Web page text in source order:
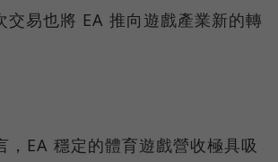
交易也將 EA 推向遊戲產業新的轉
，EA 穩定的體育遊戲營收極具吸